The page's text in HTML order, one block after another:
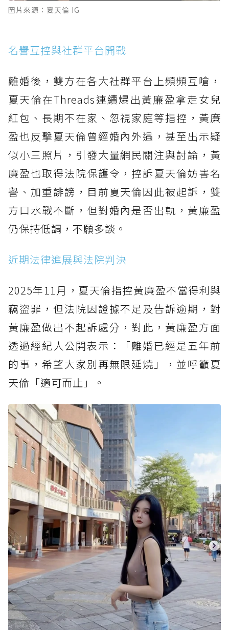
圖片來源：夏天倫 IG
名譽互控與社群平台開戰
離婚後，雙方在各大社群平台上頻頻互嗆，
夏天倫在Threads連續爆出黃廉盈拿走女兒
紅包、長期不在家、忽視家庭等指控，黃廉
盈也反擊夏天倫曾經婚內外遇，甚至出示疑
似小三照片，引發大量網民關注與討論，黃
廉盈也取得法院保護令，控訴夏天倫妨害名
譽、加重誹謗，目前夏天倫因此被起訴，雙
方口水戰不斷，但對婚內是否出軌，黃廉盈
仍保持低調，不願多談。
近期法律進展與法院判決
2025年11月，夏天倫指控黃廉盈不當得利與
竊盜罪，但法院因證據不足及告訴逾期，對
黃廉盈做出不起訴處分，對此，黃廉盈方面
透過經紀人公開表示：「離婚已經是五年前
的事，希望大家別再無限延燒」，並呼籲夏
天倫「適可而止」。